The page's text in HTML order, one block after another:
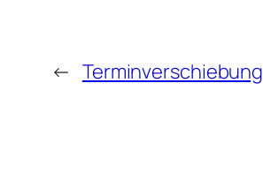
← Terminverschiebung